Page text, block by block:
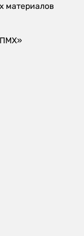
материалов